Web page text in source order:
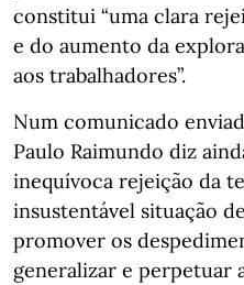
constitui “uma clara
e do aumento da
aos trabalhadores”.
Num comunicado
Paulo Raimundo diz
inequívoca rejeição da
insustentável situação
promover os
generalizar e perpetuar